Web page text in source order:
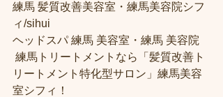
練馬 髪質改善美容室・練馬美容院シフ
ィ/sihui
ヘッドスパ 練馬 美容室・練馬 美容院
練馬トリートメントなら「髪質改善ト
リートメント特化型サロン」練馬美容
室シフィ！